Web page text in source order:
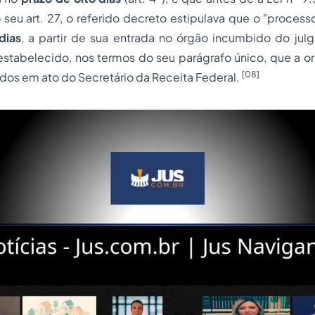
seu art. 27, o referido decreto estipulava que o "
, a partir de sua entrada no órgão incumbido do
nos termos do seu parágrafo único, que a
em ato do Secretário da Receita Federal. [08]